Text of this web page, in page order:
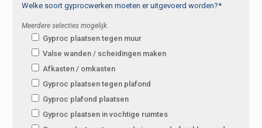
Welke soort gyprocwerken moeten er uitgevoerd worden?*
Meerdere selecties mogelijk.
Gyproc plaatsen tegen muur
Valse wanden / scheidingen maken
Afkasten / omkasten
Gyproc plaatsen tegen plafond
Gyproc plafond plaatsen
Gyproc plaatsen in vochtige ruimtes